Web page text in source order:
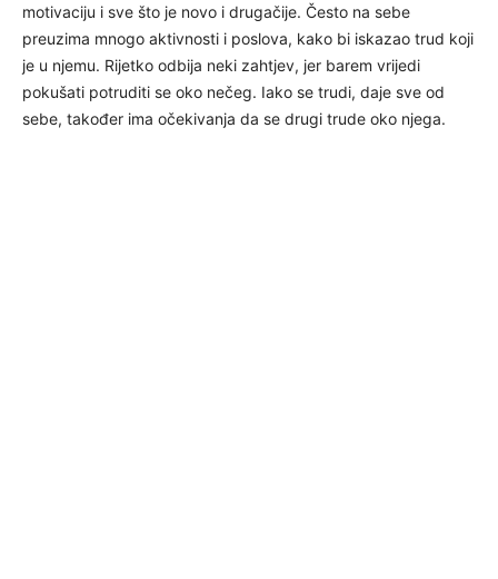
motivaciju i sve što je novo i drugačije. Često na sebe
preuzima mnogo aktivnosti i poslova, kako bi iskazao trud koji
je u njemu. Rijetko odbija neki zahtjev, jer barem vrijedi
pokušati potruditi se oko nečeg. Iako se trudi, daje sve od
sebe, također ima očekivanja da se drugi trude oko njega.